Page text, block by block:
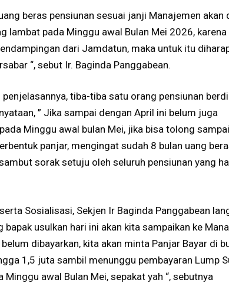
beras pensiunan sesuai janji Manajemen akan
lambat pada Minggu awal Bulan Mei 2026, karena
dari Jamdatun, maka untuk itu
“, sebut Ir. Baginda Panggabean.
tiba-tiba satu orang pensiunan
” Jika sampai dengan April ini belum juga
Minggu awal bulan Mei, jika bisa tolong
panjar, mengingat sudah 8 bulan uang
sorak setuju oleh seluruh pensiunan yang
Sosialisasi, Sekjen Ir Baginda Panggabean
bapak usulkan hari ini akan kita sampaikan ke
dibayarkan, kita akan minta Panjar Bayar di
1,5 juta sambil menunggu pembayaran Lump
awal Bulan Mei, sepakat yah “, sebutnya